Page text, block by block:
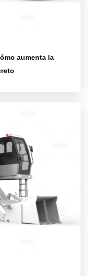
aumenta la